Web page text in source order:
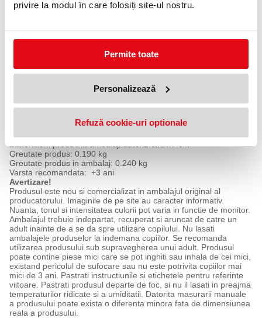
privire la modul în care folosiți site-ul nostru.
Permite toate
Personalizează
Refuză cookie-uri optionale
Pentru a va asigura ca fiecare piesa poate fi identificata in
Dupa realizarea puzzle-ului acesta poate fi expus, copiii
bucurandu-se de rezultatul muncii lor. De asemenea copiii pot
aseza langa aceasta macheta si celelate modele de puzzle-uri 3D
cu dinozauri (nu sunt incluse in set), realizand un ansamblu mai
mare.
invatarea culorilor si cifrelor, fiind o jucarie educativa. De
coordonarea ochi-mana si precizia. In plus, copilul, facand
Ambalaj: cutie din carton.
Dimensiuni puzzle asamblat: 27.5x13x10.5 cm
Dimensiuni produs in ambalaj: 29.5x2.5x14.5 cm
Greutate produs: 0.190 kg
Greutate produs in ambalaj: 0.240 kg
Varsta recomandata: +3 ani
Avertizare!
Produsul este nou si comercializat in ambalajul original al
producatorului. Imaginile de pe site au caracter informativ.
Nuanta, tonul si intensitatea culorii pot varia in functie de monitor.
Ambalajul trebuie indepartat, recuperat si aruncat de catre un
adult inainte de a se da spre utilizare copilului. Nu lasati
ambalajele produselor la indemana copiilor. Se recomanda
utilizarea produsului sub supravegherea unui adult. Produsul
poate contine piese mici care se pot inghiti sau inhala de cei mici,
existand pericolul de sufocare sau nu este potrivita copiilor mai
mici de 3 ani. Pastrati instructiunile si etichetele pentru referinte
viitoare. Pastrati produsul departe de foc, si nu il lasati in preajma
temperaturilor ridicate si a umiditatii. Datorita masurarii manuale
a produsului poate exista o diferenta minora fata de dimensiunea
reala a produsului.